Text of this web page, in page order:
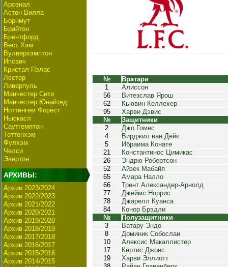
Арсенал
Астон Вилла
Борнмут
Брайтон
Брентфорд
Вест Хэм
Вулверхэмптон
Ипсвич
Кристал Пэлас
Лестер
Ливерпуль
Манчестер Сити
Манчестер Юнайтед
Ноттингем Форест
Ньюкасл
Саутгемптон
Тоттенхэм
Фулхэм
Челси
Эвертон
АРХИВЫ:
Архив 2023/2024
Архив 2022/2023
Архив 2021/2022
Архив 2020/2021
Архив 2019/2020
Архив 2018/2019
Архив 2017/2018
Архив 2016/2017
Архив 2015/2016
Архив 2014/2015
№
Вратари
1
Алиссон
56
Витезслав Ярош
62
Кьювин Келлехер
95
Харви Дэвис
№
Защитники
2
Джо Гомес
4
Вирджил ван Дейк
5
Ибраима Конате
21
Константинос Цимикас
26
Эндрю Робертсон
52
Айзек Мабайя
65
Амара Налло
66
Трент Александер-Арнолд
77
Джеймс Норрис
78
Джарелл Куанса
84
Конор Брэдли
№
Полузащитники
3
Ватару Эндо
8
Доминик Собослаи
10
Алексис Макаллистер
17
Кёртис Джонс
19
Харви Эллиотт